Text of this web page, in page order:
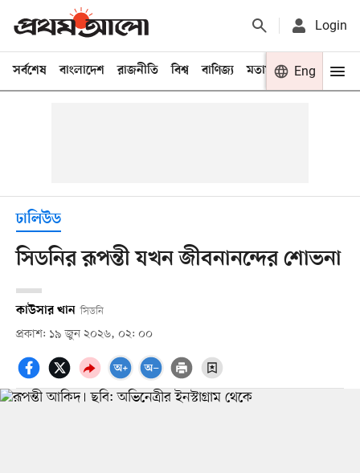
Login
সর্বশেষ বাংলাদেশ রাজনীতি বিশ্ব বাণিজ্য মতামত খেলা
Eng
ঢালিউড
সিডনির রূপন্তী যখন জীবনানন্দের শোভনা
কাউসার খান সিডনি
প্রকাশ: ১৯ জুন ২০২৬, ০২: ০০